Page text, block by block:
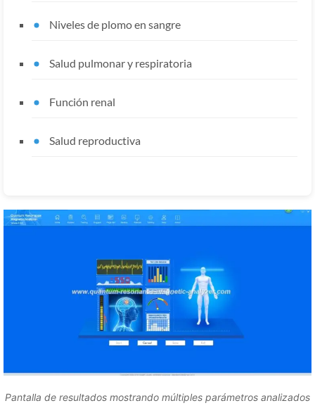
Niveles de plomo en sangre
Salud pulmonar y respiratoria
Función renal
Salud reproductiva
Pantalla de resultados mostrando múltiples parámetros analizados